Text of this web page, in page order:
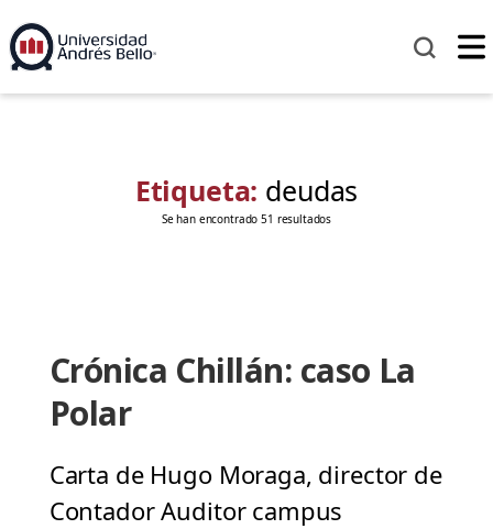
Etiqueta: deudas
Se han encontrado 51 resultados
Crónica Chillán: caso La
Polar
Carta de Hugo Moraga, director de
Contador Auditor campus